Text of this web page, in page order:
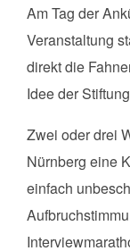
Am Tag der
Veranstaltung
direkt die
Idee der
Zwei oder drei
Nürnberg eine
einfach